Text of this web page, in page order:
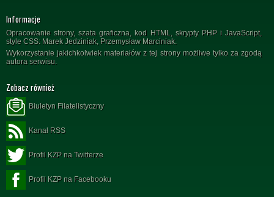
Informacje
Opracowanie strony, szata graficzna, kod HTML, skrypty PHP i JavaScript,
style CSS: Marek Jedziniak, Przemysław Marciniak.
Wykorzystanie jakichkolwiek materiałów z tej strony możliwe tylko za zgodą
autora serwisu.
Zobacz również
Biuletyn Filatelistyczny
Kanał RSS
Profil KZP na Twitterze
Profil KZP na Facebooku